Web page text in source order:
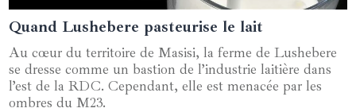
05 juin 2024
Quand Lushebere pasteurise le lait
Au cœur du territoire de Masisi, la ferme de Lushebere
se dresse comme un bastion de l’industrie laitière dans
l’est de la RDC. Cependant, elle est menacée par les
ombres du M23.